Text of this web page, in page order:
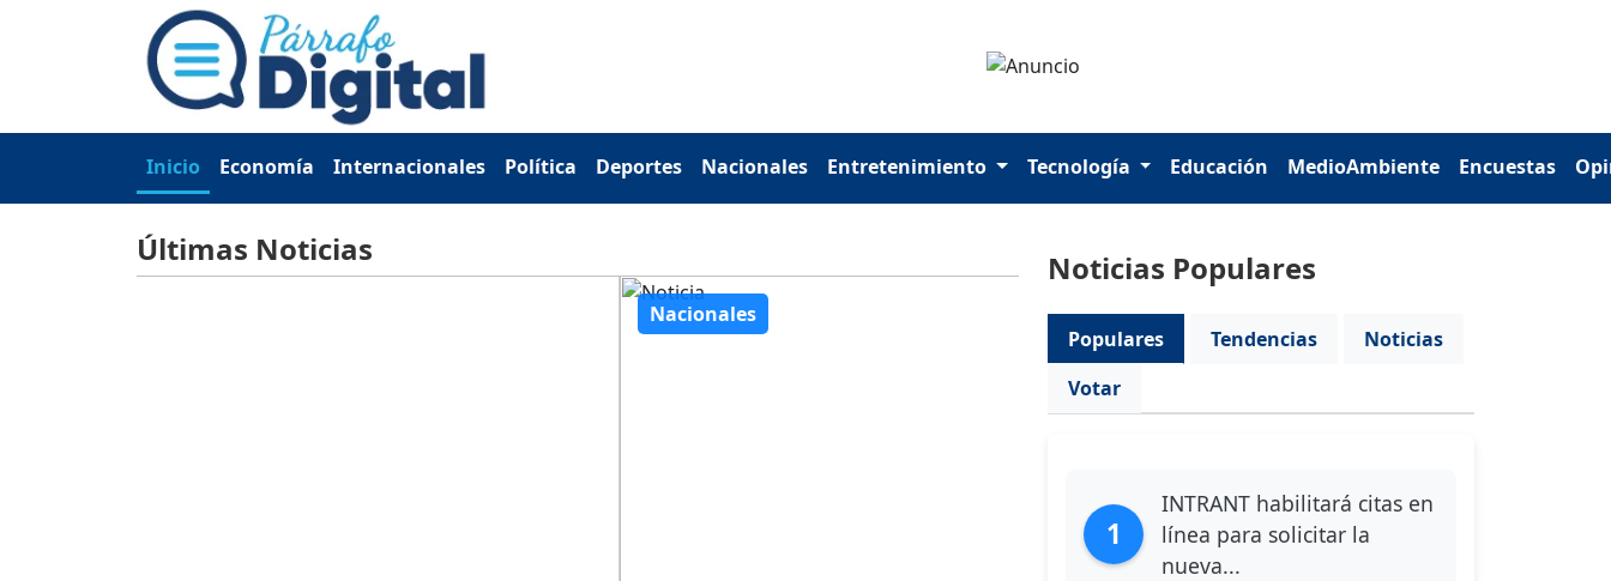
Inicio Economía Internacionales Política Deportes Nacionales Entretenimiento Tecnología Educación MedioAmbiente Encuestas
Últimas Noticias Noticias Populares
Populares Tendencias
Noticias
Votar
1
INTRANT habilitará citas en
línea para solicitar la
nueva...